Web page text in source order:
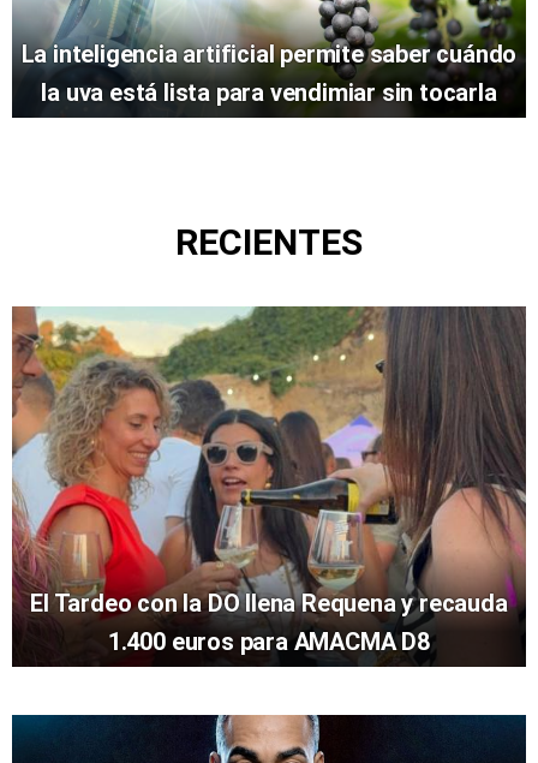
La inteligencia artificial permite saber cuándo
la uva está lista para vendimiar sin tocarla
RECIENTES
El Tardeo con la DO llena Requena y recauda
1.400 euros para AMACMA D8